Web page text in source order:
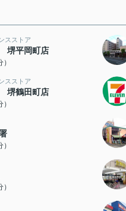
スストア
堺平岡町店
スストア
堺鶴田町店